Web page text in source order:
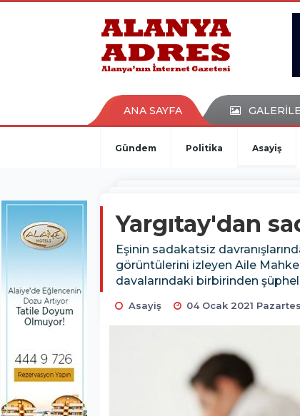
kaçak bahis
porno izle
ANA SAYFA
Gündem Politika Asayiş
Yargıtay'dan
Eşinin sadakatsiz
görüntülerini izleyen Aile
davalarındaki birbirinden
Asayiş 04 Ocak 2021 Pazartesi